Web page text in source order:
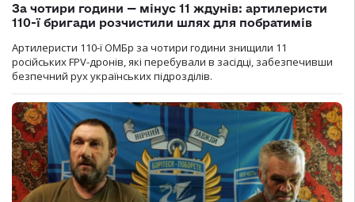
За чотири години — мінус 11 ждунів: артилеристи
110-ї бригади розчистили шлях для побратимів
Артилеристи 110-ї ОМБр за чотири години знищили 11
російських FPV-дронів, які перебували в засідці, забезпечивши
безпечний рух українських підрозділів.